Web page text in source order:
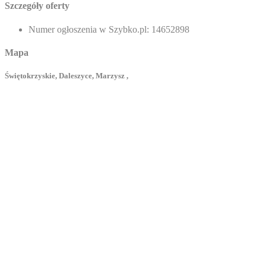
Szczegóły oferty
Numer ogłoszenia w Szybko.pl: 14652898
Mapa
Świętokrzyskie, Daleszyce, Marzysz ,